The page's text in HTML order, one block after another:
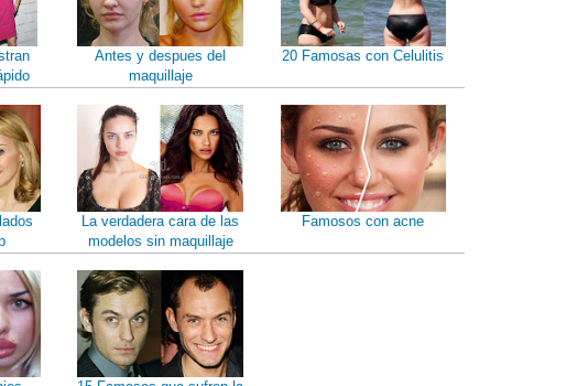
Antes y despues del
maquillaje
20 Famosas con Celulitis
La verdadera cara de las
modelos sin maquillaje
Famosos con acne